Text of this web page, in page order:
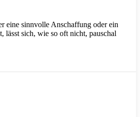
eine sinnvolle Anschaffung oder ein
lässt sich, wie so oft nicht, pauschal